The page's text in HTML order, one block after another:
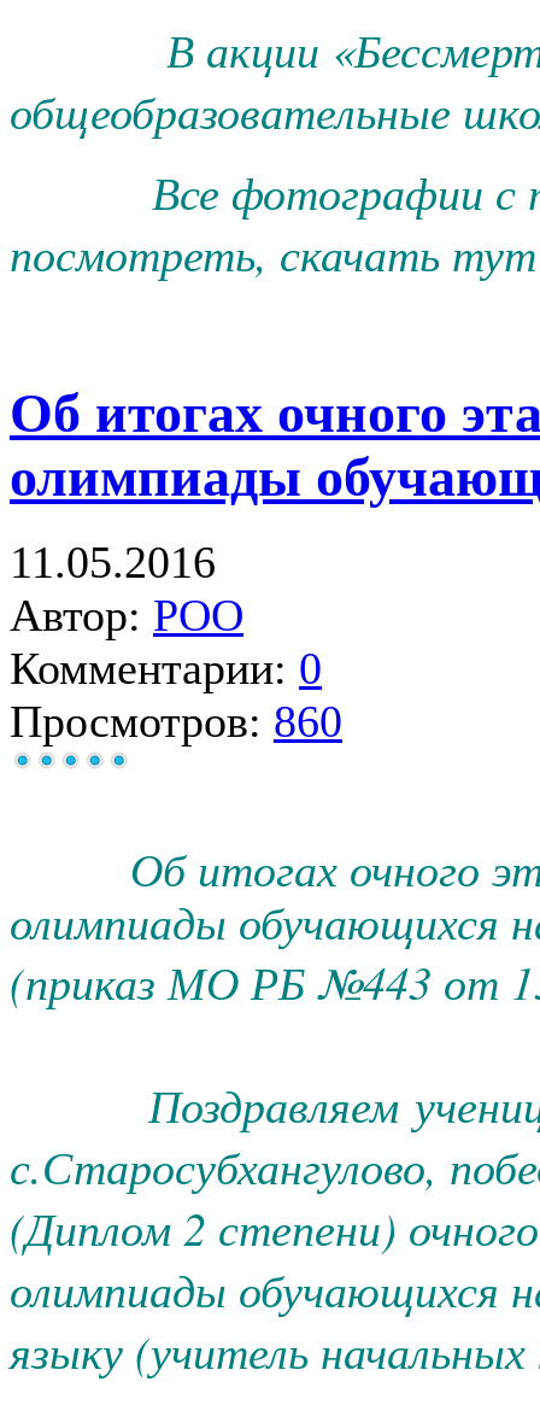
В акции
общеобразовательные
Все фотографии с
посмотреть, скачать
Об итогах очного
олимпиады
11.05.2016
Автор: РОО
Комментарии: 0
Просмотров: 860
Об итогах очного
олимпиады обучающихся
(приказ МО РБ №443 от
Поздравляем
с.Старосубхангулово,
(Диплом 2 степени)
олимпиады обучающихся
языку (учитель